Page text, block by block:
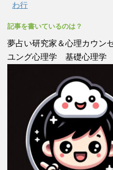
わ行
記事を書いているのは？
夢占い研究家＆心理カウン
ユング心理学 基礎心理学